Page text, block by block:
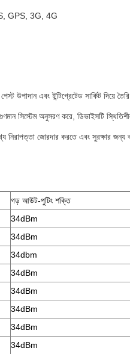
GPS, 3G, 4G
এবং ইন্টিগ্রেটেড সার্কিট দিয়ে
সিস্টেম অনুসরণ করে, ডিভাইসটি
নিরাপত্তা জোরদার করতে এবং সুরক্ষার জন্য
গড় আউট-পুটিং শক্তি
34dBm
34dBm
34dbm
34dBm
34dBm
34dBm
34dBm
34dBm